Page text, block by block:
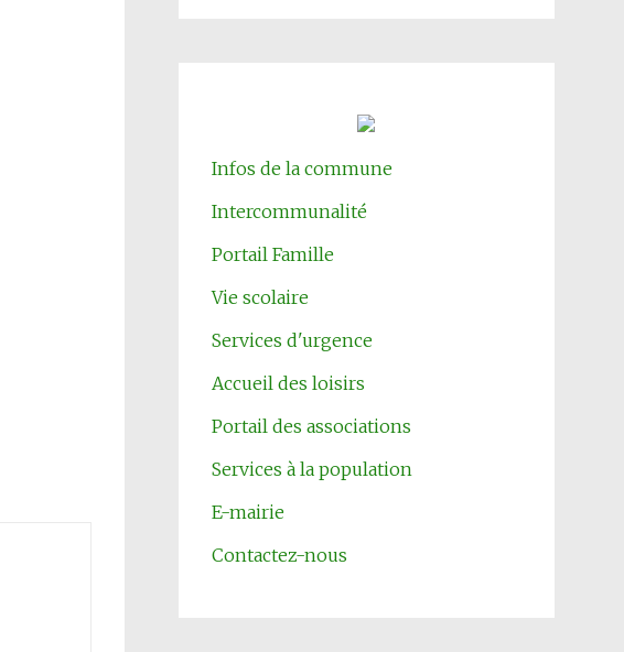
Infos de la commune
Intercommunalité
Portail Famille
Vie scolaire
Services d'urgence
Accueil des loisirs
Portail des associations
Services à la population
E-mairie
Contactez-nous